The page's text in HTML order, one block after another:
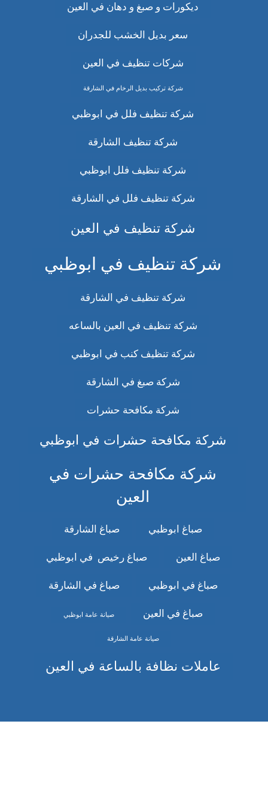
ديكورات و صبغ و دهان في العين
سعر بديل الخشب للجدران
شركات تنظيف في العين
شركة تركيب بديل الرخام في الشارقة
شركة تنظيف فلل في ابوظبي
شركة تنظيف الشارقة
شركة تنظيف فلل ابوظبي
شركة تنظيف فلل في الشارقة
شركة تنظيف في العين
شركة تنظيف في ابوظبي
شركة تنظيف في الشارقة
شركة تنظيف في العين بالساعه
شركة تنظيف كنب في ابوظبي
شركة صبغ في الشارقة
شركة مكافحة حشرات
شركة مكافحة حشرات في ابوظبي
شركة مكافحة حشرات في
العين
صباغ ابوظبي صباغ الشارقة
صباغ العين صباغ رخيص في ابوظبي
صباغ في ابوظبي صباغ في الشارقة
صباغ في العين صيانة عامة ابوظبي
صيانة عامة الشارقة
عاملات نظافة بالساعة في العين